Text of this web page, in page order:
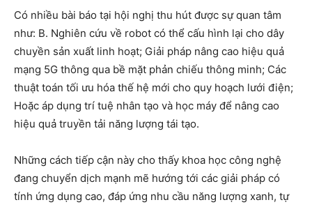
Có nhiều bài báo tại hội nghị thu hút được sự quan tâm
như: B. Nghiên cứu về robot có thể cấu hình lại cho dây
chuyền sản xuất linh hoạt; Giải pháp nâng cao hiệu quả
mạng 5G thông qua bề mặt phản chiếu thông minh; Các
thuật toán tối ưu hóa thế hệ mới cho quy hoạch lưới điện;
Hoặc áp dụng trí tuệ nhân tạo và học máy để nâng cao
hiệu quả truyền tải năng lượng tái tạo.
Những cách tiếp cận này cho thấy khoa học công nghệ
đang chuyển dịch mạnh mẽ hướng tới các giải pháp có
tính ứng dụng cao, đáp ứng nhu cầu năng lượng xanh, tự